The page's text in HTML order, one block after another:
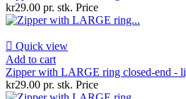
kr29.00 pr. stk. Price
 Quick view
Add to cart
Zipper with LARGE ring closed-end -
kr29.00 pr. stk. Price